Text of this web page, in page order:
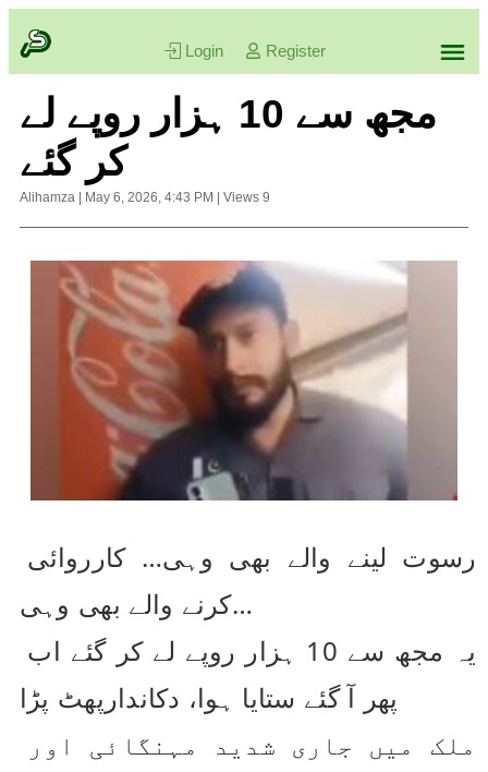
Login Register
مجھ سے 10 ہزار روپے لے
کر گئے
Alihamza May 6, 2026, 4:43 PM Views 9
کرنے والے بھی وہی…
پھر آ گئے ستایا ہوا، دکاندارپھٹ پڑا